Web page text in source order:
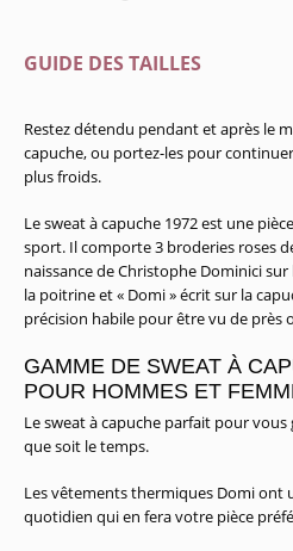
GUIDE DES TAILLES
Restez détendu pendant et après le
capuche, ou portez-les pour
plus froids.
Le sweat à capuche 1972 est une
sport. Il comporte 3 broderies roses
naissance de Christophe Dominici
la poitrine et « Domi » écrit sur la
précision habile pour être vu de près
GAMME DE SWEAT À
POUR HOMMES ET
Le sweat à capuche parfait pour vous
que soit le temps.
Les vêtements thermiques Domi ont
quotidien qui en fera votre pièce